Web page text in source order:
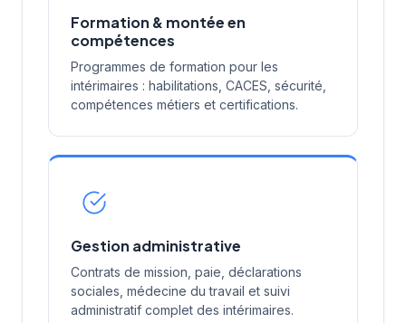
Formation & montée en
compétences
Programmes de formation pour les
intérimaires : habilitations, CACES, sécurité,
compétences métiers et certifications.
Gestion administrative
Contrats de mission, paie, déclarations
sociales, médecine du travail et suivi
administratif complet des intérimaires.